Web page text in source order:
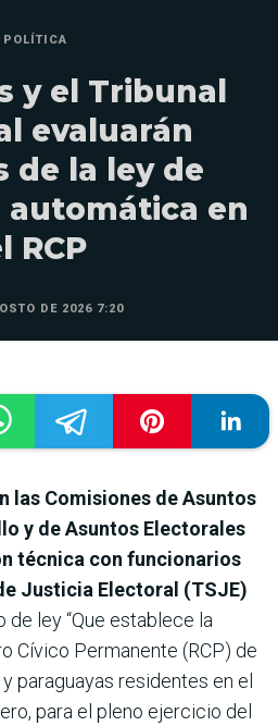
POLÍTICA
y el Tribunal
evaluarán
de la ley de
en
RCP
DE 2026 7:20
las Comisiones de Asuntos
y de Asuntos Electorales
técnica con funcionarios
Justicia Electoral (TSJE)
ley “Que establece la
Cívico Permanente (RCP) de
paraguayas residentes en el
para el pleno ejercicio del